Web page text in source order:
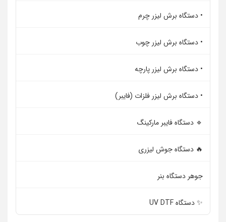
• دستگاه برش لیزر چرم
• دستگاه برش لیزر چوب
• دستگاه برش لیزر پارچه
• دستگاه برش لیزر فلزات (فایبر)
🔹 دستگاه فایبر مارکینگ
🔥 دستگاه جوش لیزری
جوهر دستگاه بنر
✨ دستگاه UV DTF